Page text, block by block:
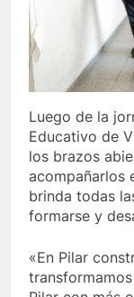
Luego de la
Educativo de
los brazos
acompañarlos
brinda todas
formarse y
«En Pilar